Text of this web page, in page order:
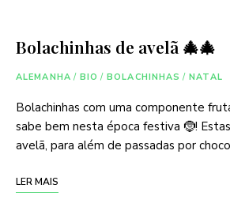
Bolachinhas de avelã 🎄🎄
ALEMANHA / BIO / BOLACHINHAS / NATAL
Bolachinhas com uma componente
sabe bem nesta época festiva 🤶!
avelã, para além de passadas por
LER MAIS